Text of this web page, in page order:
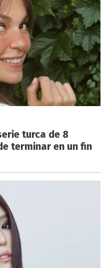
turca de 8
terminar en un fin